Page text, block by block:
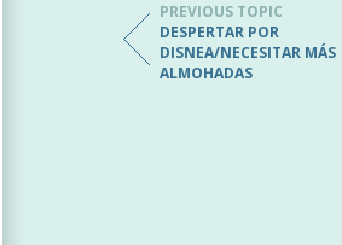
PREVIOUS TOPIC
DESPERTAR POR
DISNEA/NECESITAR MÁS
ALMOHADAS